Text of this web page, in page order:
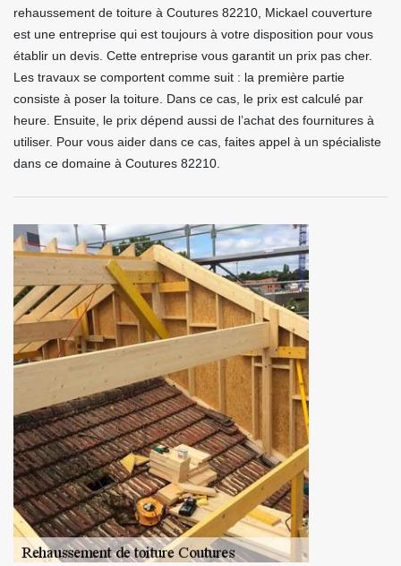
rehaussement de toiture à Coutures 82210, Mickael couverture
est une entreprise qui est toujours à votre disposition pour vous
établir un devis. Cette entreprise vous garantit un prix pas cher.
Les travaux se comportent comme suit : la première partie
consiste à poser la toiture. Dans ce cas, le prix est calculé par
heure. Ensuite, le prix dépend aussi de l’achat des fournitures à
utiliser. Pour vous aider dans ce cas, faites appel à un spécialiste
dans ce domaine à Coutures 82210.